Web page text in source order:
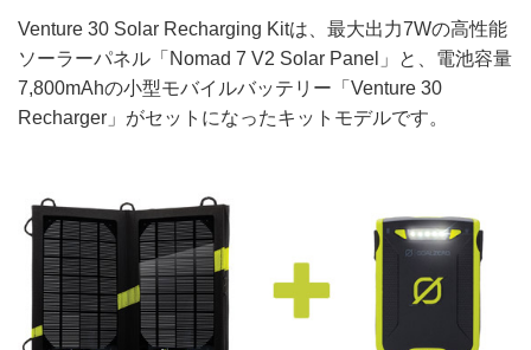
Venture 30 Solar Recharging Kitは、最大出力7Wの高性能
ソーラーパネル「Nomad 7 V2 Solar Panel」と、電池容量
7,800mAhの小型モバイルバッテリー「Venture 30
Recharger」がセットになったキットモデルです。